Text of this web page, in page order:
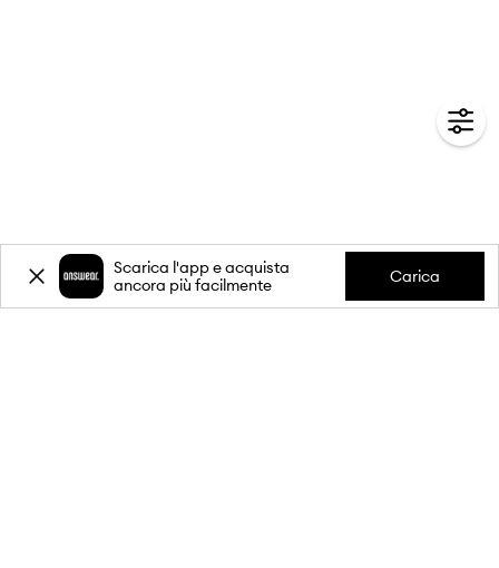
Scarica l'app e acquista
ancora più facilmente
Carica